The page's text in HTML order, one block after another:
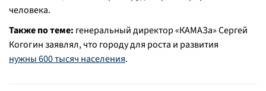
человека.
Также по теме: генеральный директор «КАМАЗа» Сергей
Когогин заявлял, что городу для роста и развития
нужны600 тысяч населения.